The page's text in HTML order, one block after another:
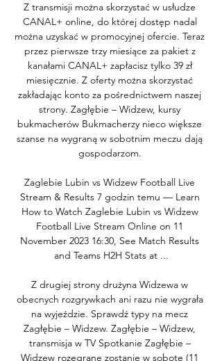
Z transmisji można skorzystać w usłudze
CANAL+ online, do której dostęp nadal
można uzyskać w promocyjnej ofercie. Teraz
przez pierwsze trzy miesiące za pakiet z
kanałami CANAL+ zapłacisz tylko 39 zł
miesięcznie. Z oferty można skorzystać
zakładając konto za pośrednictwem naszej
strony. Zagłębie – Widzew, kursy
bukmacherów Bukmacherzy nieco większe
szanse na wygraną w sobotnim meczu dają
gospodarzom.
Zaglebie Lubin vs Widzew Football Live
Stream & Results 7 godzin temu — Learn
How to Watch Zaglebie Lubin vs Widzew
Football Live Stream Online on 11
November 2023 16:30, See Match Results
and Teams H2H Stats at ...
Z drugiej strony drużyna Widzewa w
obecnych rozgrywkach ani razu nie wygrała
na wyjeździe. Sprawdź typy na mecz
Zagłębie – Widzew. Zagłębie – Widzew,
transmisja w TV Spotkanie Zagłębie –
Widzew rozegrane zostanie w sobotę (11